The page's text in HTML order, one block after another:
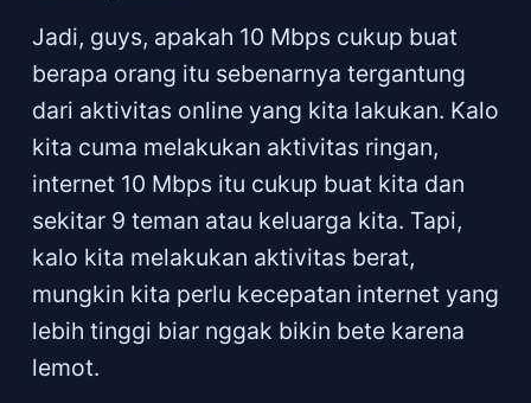
Jadi, guys, apakah 10 Mbps cukup buat
berapa orang itu sebenarnya tergantung
dari aktivitas online yang kita lakukan. Kalo
kita cuma melakukan aktivitas ringan,
internet 10 Mbps itu cukup buat kita dan
sekitar 9 teman atau keluarga kita. Tapi,
kalo kita melakukan aktivitas berat,
mungkin kita perlu kecepatan internet yang
lebih tinggi biar nggak bikin bete karena
lemot.